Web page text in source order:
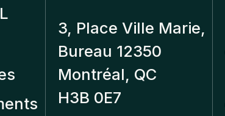
3, Place Ville Marie,
Bureau 12350
Montréal, QC
H3B 0E7